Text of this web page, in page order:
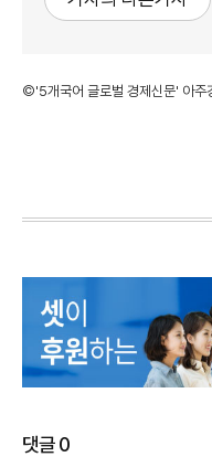
©'5개국어 글로벌 경제신문' 아주
댓글0